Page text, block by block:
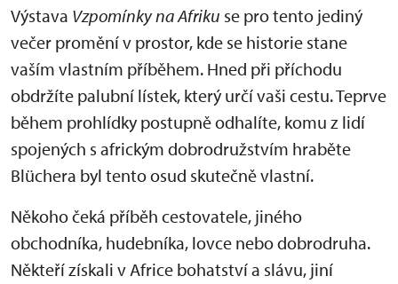
Výstava Vzpomínky na Afriku se pro tento jediný
večer promění v prostor, kde se historie stane
vaším vlastním příběhem. Hned při příchodu
obdržíte palubní lístek, který určí vaši cestu. Teprve
během prohlídky postupně odhalíte, komu z lidí
spojených s africkým dobrodružstvím hraběte
Blüchera byl tento osud skutečně vlastní.
Někoho čeká příběh cestovatele, jiného
obchodníka, hudebníka, lovce nebo dobrodruha.
Někteří získali v Africe bohatství a slávu, jiní